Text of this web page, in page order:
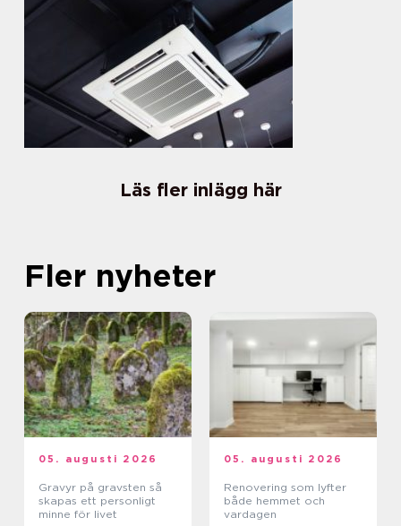
Läs fler inlägg här
Fler nyheter
05. augusti 2026
Gravyr på gravsten så
skapas ett personligt
minne för livet
05. augusti 2026
Renovering som lyfter
både hemmet och
vardagen